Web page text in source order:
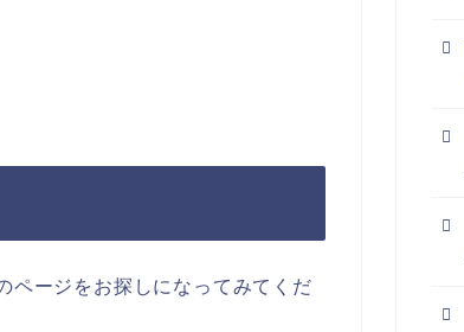
ページをお探しになってみてくだ